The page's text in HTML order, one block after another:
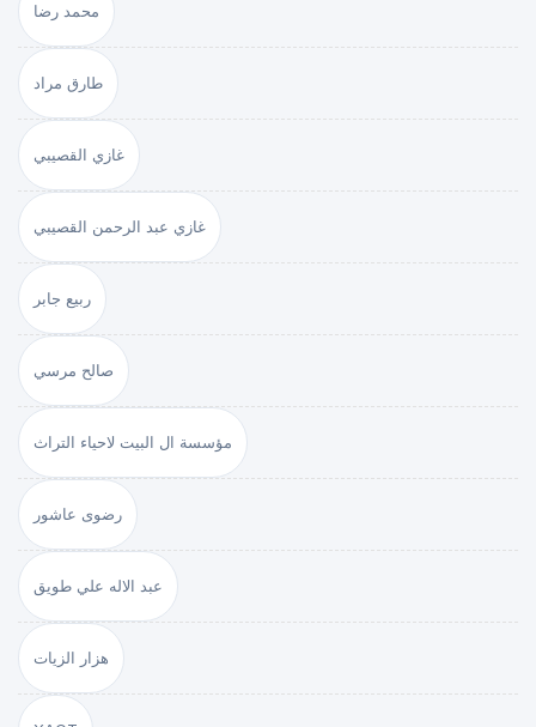
محمد رضا
طارق مراد
غازي القصيبي
غازي عبد الرحمن القصيبي
ربيع جابر
صالح مرسي
مؤسسة ال البيت لاحياء التراث
رضوى عاشور
عبد الاله علي طويق
هزار الزيات